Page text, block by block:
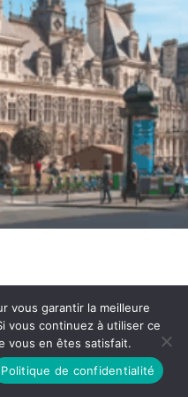
de Confidentialité
vous garantir la meilleure
vous continuez à utiliser ce
vous en êtes satisfait.
Politique de confidentialité